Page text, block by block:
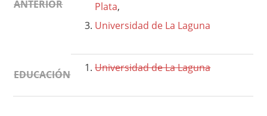
ANTERIOR
Plata,
Universidad de La Laguna
EDUCACIÓN
Universidad de La Laguna